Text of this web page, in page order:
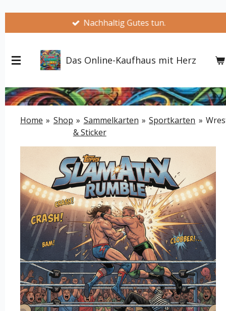
springen
Nachhaltig Gutes tun.
Das Online-Kaufhaus mit Herz
Home » Shop » Sammelkarten
& Sticker
» Sportkarten »